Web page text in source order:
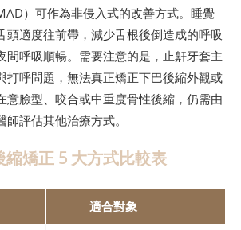
）可作為非侵入式的改善方式。睡覺
頭適度往前帶，減少舌根後倒造成的呼吸
間呼吸順暢。需要注意的是，止鼾牙套主
打呼問題，無法真正矯正下巴後縮外觀或
意臉型、咬合或中重度骨性後縮，仍需由
評估其他治療方式。
縮矯正 5 大方式比較表
適合對象